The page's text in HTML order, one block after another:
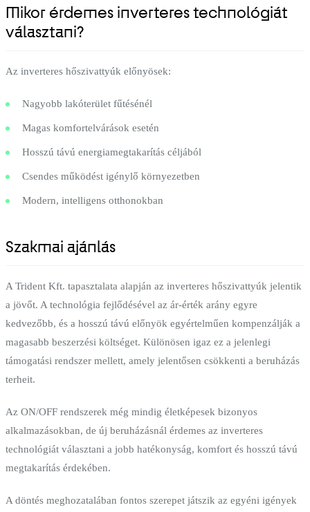
Mikor érdemes inverteres technológiát
választani?
Az inverteres hőszivattyúk előnyösek:
Nagyobb lakóterület fűtésénél
Magas komfortelvárások esetén
Hosszú távú energiamegtakarítás céljából
Csendes működést igénylő környezetben
Modern, intelligens otthonokban
Szakmai ajánlás
A Trident Kft. tapasztalata alapján az inverteres hőszivattyúk jelentik
a jövőt. A technológia fejlődésével az ár-érték arány egyre
kedvezőbb, és a hosszú távú előnyök egyértelműen kompenzálják a
magasabb beszerzési költséget. Különösen igaz ez a jelenlegi
támogatási rendszer mellett, amely jelentősen csökkenti a beruházás
terheit.
Az ON/OFF rendszerek még mindig életképesek bizonyos
alkalmazásokban, de új beruházásnál érdemes az inverteres
technológiát választani a jobb hatékonyság, komfort és hosszú távú
megtakarítás érdekében.
A döntés meghozatalában fontos szerepet játszik az egyéni igények